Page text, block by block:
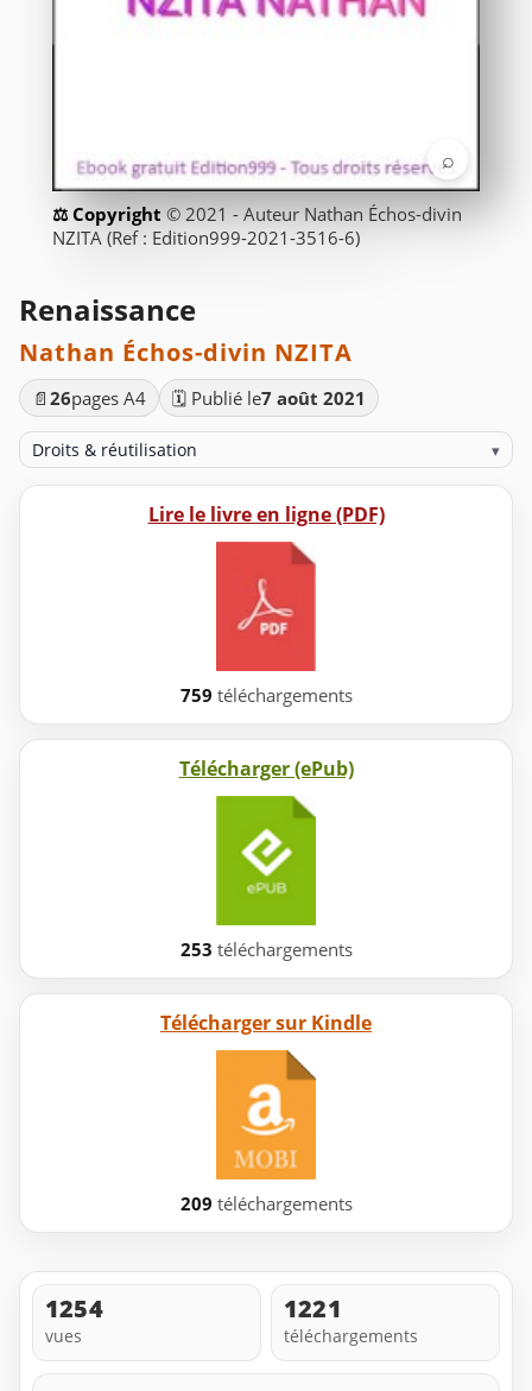
⌕
© 2021 - Auteur Nathan Échos-divin
NZITA (Ref : Edition999-2021-3516-6)
Renaissance
Nathan Échos-divin NZITA
📄 26pages A4 🗓️ Publié le7 août 2021
Droits & réutilisation ▾
Lire le livre en ligne (PDF)
759 téléchargements
Télécharger (ePub)
253 téléchargements
Télécharger sur Kindle
209 téléchargements
1254
vues
1221
téléchargements